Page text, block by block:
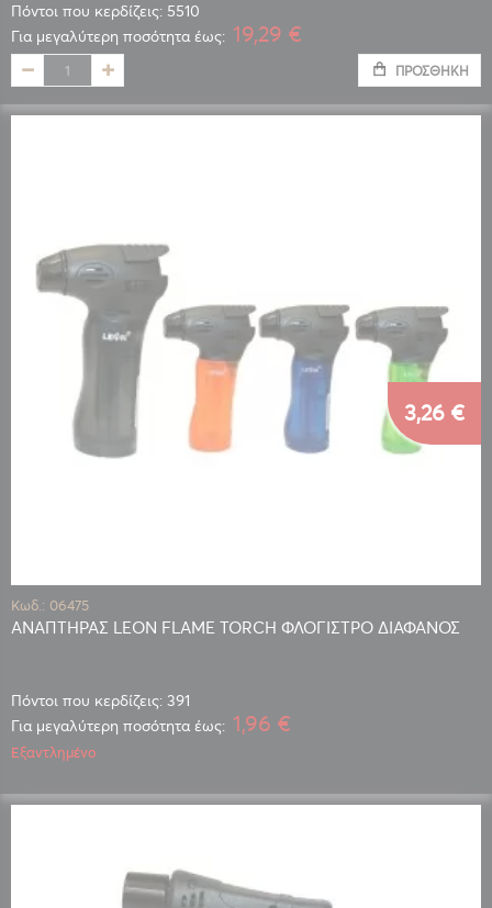
Πόντοι που κερδίζεις: 5510
Για μεγαλύτερη ποσότητα έως: 19,29 €
ΠΡΟΣΘΉΚΗ
Κωδ.: 06475
ΑΝΑΠΤΗΡΑΣ LEON FLAME TORCH ΦΛΟΓΙΣΤΡΟ ΔΙΑΦΑΝΟΣ
Πόντοι που κερδίζεις: 391
3,26 €
Για μεγαλύτερη ποσότητα έως: 1,96 €
Εξαντλημένο